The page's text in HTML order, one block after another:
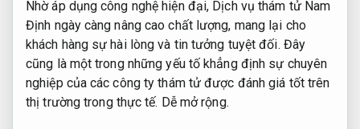
Nhờ áp dụng công nghệ hiện đại, Dịch vụ thám tử Nam
Định ngày càng nâng cao chất lượng, mang lại cho
khách hàng sự hài lòng và tin tưởng tuyệt đối. Đây
cũng là một trong những yếu tố khẳng định sự chuyên
nghiệp của các công ty thám tử được đánh giá tốt trên
thị trường trong thực tế. Dễ mở rộng.